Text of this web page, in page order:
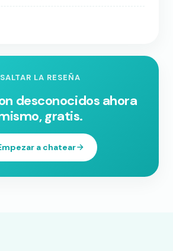
SALTAR LA RESEÑA
desconocidos ahora
gratis.
a chatear